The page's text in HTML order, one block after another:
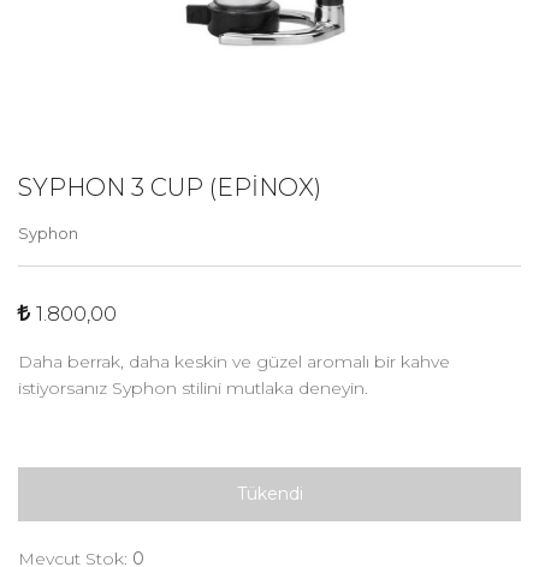
SYPHON 3 CUP (EPINOX)
Syphon
1.800,00
Daha berrak, daha keskin ve güzel aromalı bir kahve
istiyorsanız Syphon stilini mutlaka deneyin.
Tükendi
Mevcut Stok: 0